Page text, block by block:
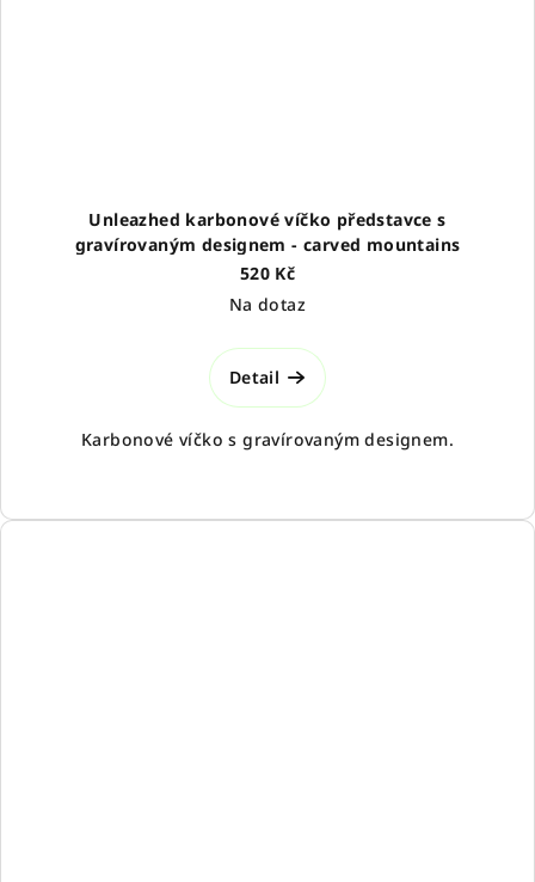
Unleazhed karbonové víčko představce s
gravírovaným designem - carved mountains
520 Kč
Na dotaz
Detail
Karbonové víčko s gravírovaným designem.